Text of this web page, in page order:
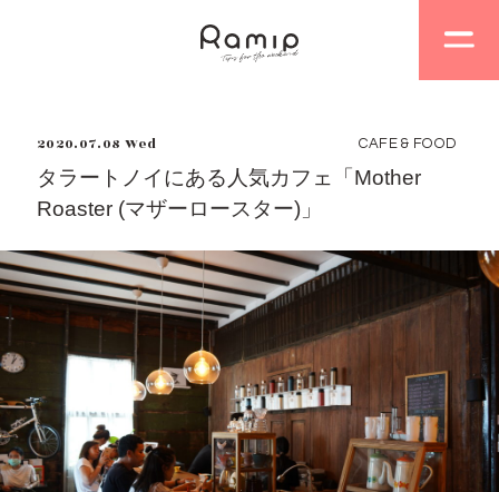
タラートノイにある人気カフェ「Mother
Roaster (マザーロースター)」
2020.07.08 Wed CAFE & FOOD